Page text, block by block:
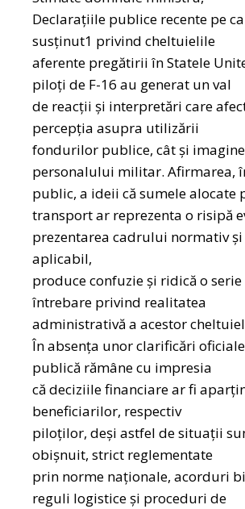
Declarațiile publice recente pe
susținut1 privind cheltuielile
aferente pregătirii în Statele
piloți de F-16 au generat un val
de reacții și interpretări care
percepția asupra utilizării
fondurilor publice, cât și
personalului militar. Afirmarea,
public, a ideii că sumele alocate
transport ar reprezenta o risipă
prezentarea cadrului normativ
aplicabil,
produce confuzie și ridică o serie
întrebare privind realitatea
administrativă a acestor
În absența unor clarificări
publică rămâne cu impresia
că deciziile financiare ar fi
beneficiarilor, respectiv
piloților, deși astfel de situații
obișnuit, strict reglementate
prin norme naționale, acorduri
reguli logistice și proceduri de